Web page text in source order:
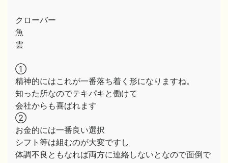
クローバー
魚
雲
①
精神的にはこれが一番落ち着く形になりますね。
知った所なのでテキパキと働けて
会社からも喜ばれます
②
お金的には一番良い選択
シフト等は組むのが大変ですし
体調不良ともなれば両方に連絡しないとなので面倒で